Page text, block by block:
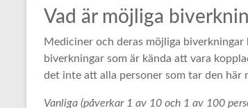
Vad är möjliga
Mediciner och deras möjliga
biverkningar som är kända att vara
det inte att alla personer som tar den här
Vanliga (påverkar 1 av 10 och 1 av 100